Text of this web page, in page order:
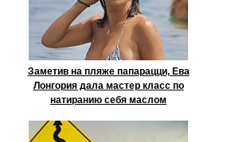
Заметив на пляже папарацци, Ева
Лонгория дала мастер класс по
натиранию себя маслом